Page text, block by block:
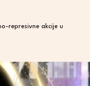
represivne akcije u